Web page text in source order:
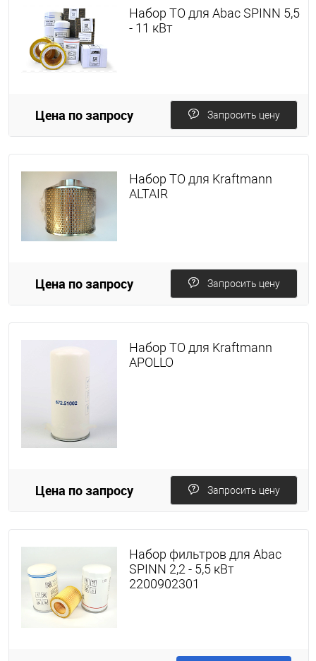
Набор ТО для Abac SPINN 5,5
- 11 кВт
Цена по запросу Запросить цену
Набор ТО для Kraftmann
ALTAIR
Цена по запросу Запросить цену
Набор ТО для Kraftmann
APOLLO
Цена по запросу Запросить цену
Набор фильтров для Abac
SPINN 2,2 - 5,5 кВт
2200902301